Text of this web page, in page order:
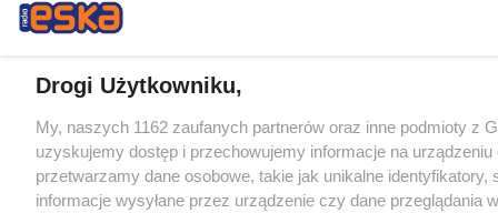
Drogi Użytkowniku,
My, naszych 1162 zaufanych partnerów oraz inne podmioty z
uzyskujemy dostęp i przechowujemy informacje na urządzeniu
przetwarzamy dane osobowe, takie jak unikalne identyfikatory,
informacje wysyłane przez urządzenie czy dane przeglądania